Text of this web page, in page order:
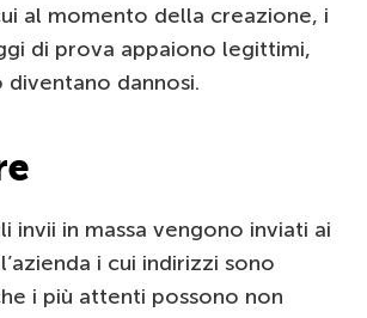
al momento della creazione, i
di prova appaiono legittimi,
dannosi.
invii in massa vengono inviati ai
i cui indirizzi sono
i più attenti possono non